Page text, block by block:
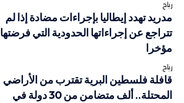
رباح
مدريد تهدد إيطاليا بإجراءات مضادة إذا لم
تتراجع عن إجراءاتها الحدودية التي فرضتها
مؤخرا
رباح
قافلة فلسطين البرية تقترب من الأراضي
المحتلة.. ألف متضامن من 30 دولة في